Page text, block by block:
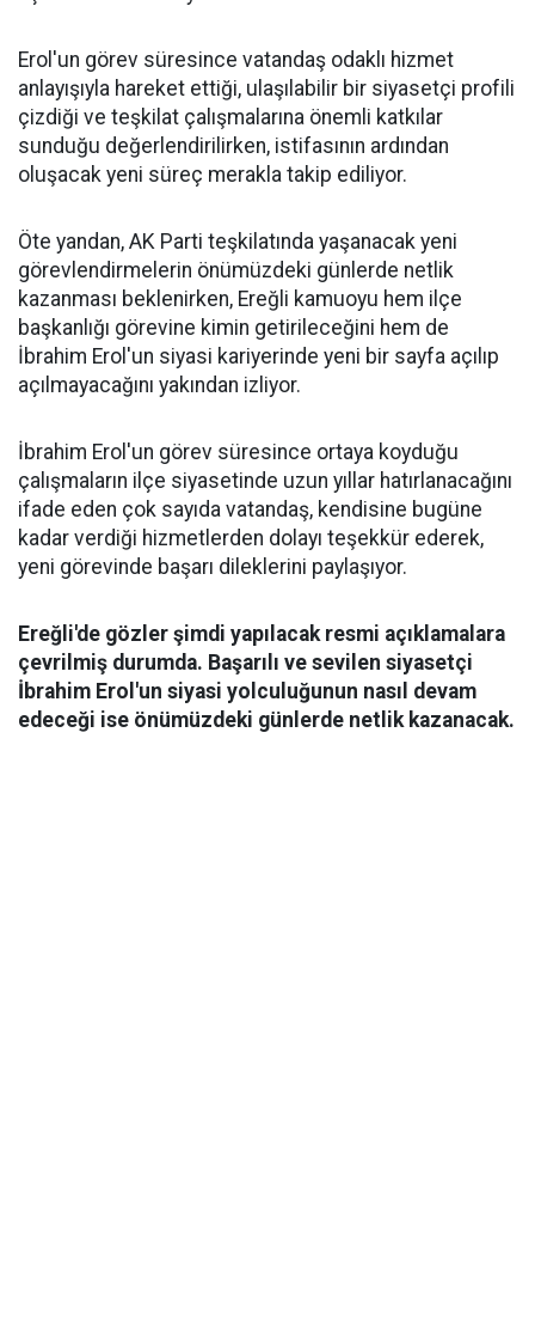
Erol'un görev süresince vatandaş odaklı hizmet
anlayışıyla hareket ettiği, ulaşılabilir bir siyasetçi profili
çizdiği ve teşkilat çalışmalarına önemli katkılar
sunduğu değerlendirilirken, istifasının ardından
oluşacak yeni süreç merakla takip ediliyor.
Öte yandan, AK Parti teşkilatında yaşanacak yeni
görevlendirmelerin önümüzdeki günlerde netlik
kazanması beklenirken, Ereğli kamuoyu hem ilçe
başkanlığı görevine kimin getirileceğini hem de
İbrahim Erol'un siyasi kariyerinde yeni bir sayfa açılıp
açılmayacağını yakından izliyor.
İbrahim Erol'un görev süresince ortaya koyduğu
çalışmaların ilçe siyasetinde uzun yıllar hatırlanacağını
ifade eden çok sayıda vatandaş, kendisine bugüne
kadar verdiği hizmetlerden dolayı teşekkür ederek,
yeni görevinde başarı dileklerini paylaşıyor.
Ereğli'de gözler şimdi yapılacak resmi açıklamalara
çevrilmiş durumda. Başarılı ve sevilen siyasetçi
İbrahim Erol'un siyasi yolculuğunun nasıl devam
edeceği ise önümüzdeki günlerde netlik kazanacak.